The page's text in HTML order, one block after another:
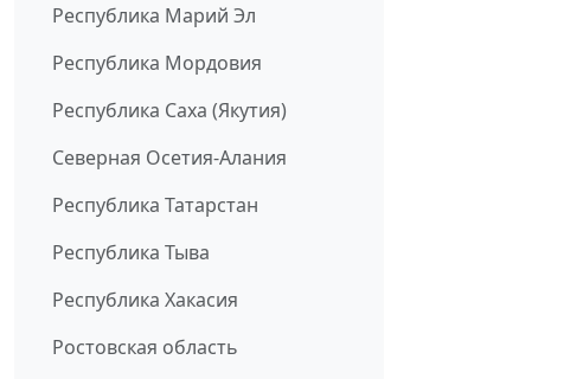
Республика Марий Эл
Республика Мордовия
Республика Саха (Якутия)
Северная Осетия-Алания
Республика Татарстан
Республика Тыва
Республика Хакасия
Ростовская область